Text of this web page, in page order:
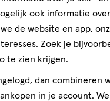
ook informatie
de website en app,
Zoek je
te zien krijgen.
dan combineren
in je account.